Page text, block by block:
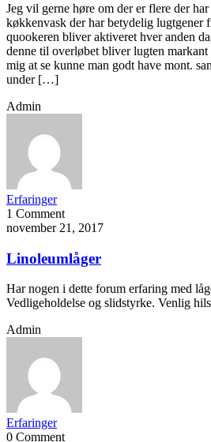
Jeg vil gerne høre om der er flere der
køkkenvask der har betydelig lugtgener
quookeren bliver aktiveret hver anden
denne til overløbet bliver lugten
mig at se kunne man godt have mont.
under […]
Admin
Erfaringer
1 Comment
november 21, 2017
Linoleumlåger
Har nogen i dette forum erfaring med
Vedligeholdelse og slidstyrke. Venlig
Admin
Erfaringer
0 Comment